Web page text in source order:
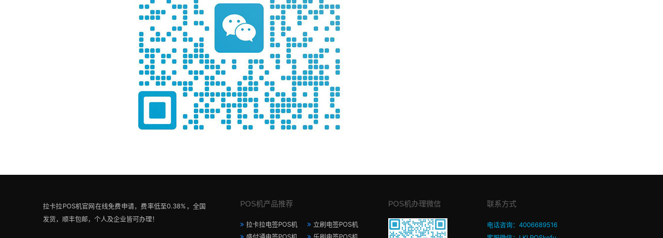
拉卡拉POS机官网在线免费申请，费率低至0.38%，全国
发货，顺丰包邮，个人及企业皆可办理！
POS机产品推荐
拉卡拉电签POS机
立刷电签POS机
POS机办理微信 联系方式
电话咨询：4006689516